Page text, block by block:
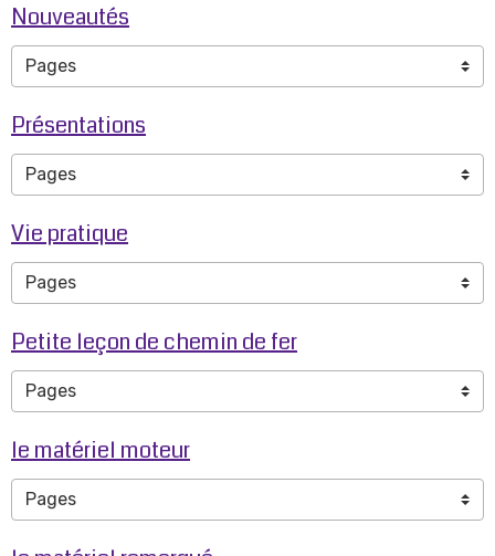
Nouveautés
Présentations
Vie pratique
Petite leçon de chemin de fer
le matériel moteur